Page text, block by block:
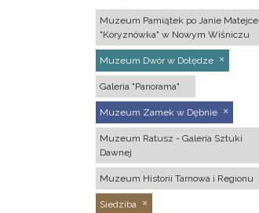
Muzeum Pamiątek po Janie Matejce
"Koryznówka" w Nowym Wiśniczu
Muzeum Dwór w Dołędze
Galeria "Panorama"
Muzeum Zamek w Dębnie
Muzeum Ratusz - Galeria Sztuki
Dawnej
Muzeum Historii Tarnowa i Regionu
Siedziba